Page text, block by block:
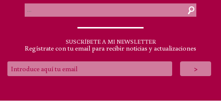
SUSCRÍBETE A MI NEWSLETTER
Regístrate con tu email para recibir noticias y actualizaciones